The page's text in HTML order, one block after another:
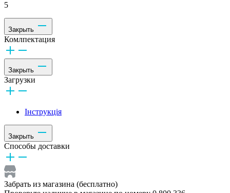
5
Закрыть
Комлпектация
Закрыть
Загрузки
Інструкція
Закрыть
Способы доставки
Забрать из магазина (бесплатно)